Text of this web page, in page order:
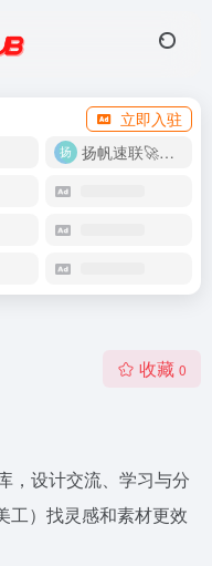
立即入驻
扬帆速联🚀很快
收藏 0
，设计交流、学习与分
工）找灵感和素材更效